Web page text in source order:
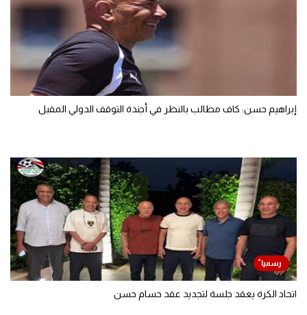
إبراهيم حسن: كاف مطالب بالنظر في أجندة التوقف الدولي المقبل
اتحاد الكرة يعقد جلسة لتجديد عقد حسام حسن